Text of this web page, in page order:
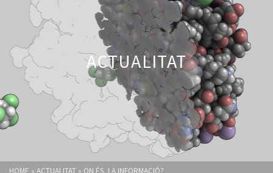
ACTUALITAT
HOME » ACTUALITAT » ON ÉS, LA INFORMACIÓ?